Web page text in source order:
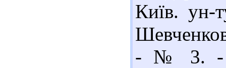
Київ.
- № 3. -